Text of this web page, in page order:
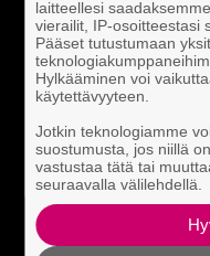
laitteellesi
vierailit, IP-osoitteestasi
Pääset tutustumaan
Hylkääminen voi
käytettävyyteen.
Jotkin teknologiamme
suostumusta, jos niillä
vastustaa tätä tai
seuraavalla välilehdellä.